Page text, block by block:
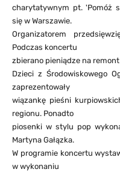
charytatywnym pt. 'Pomóż
się w Warszawie.
Organizatorem
Podczas koncertu
zbierano pieniądze na
Dzieci z Środowiskowego
zaprezentowały
wiązankę pieśni
regionu. Ponadto
piosenki w stylu pop
Martyna Gałązka.
W programie koncertu
w wykonaniu